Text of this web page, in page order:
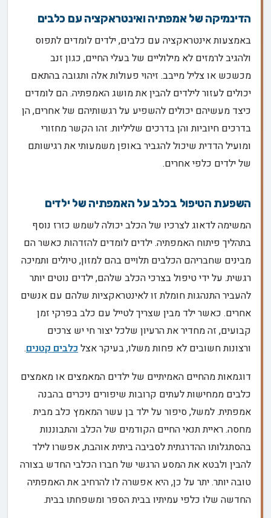
הדינמיקה של אמפתיה ואינטראקציה עם כלבים
באמצעות אינטראקציה עם כלבים, ילדים לומדים לתפוס
ולהגיב לרמזים לא מילוליים של בעלי החיים, כגון זנב
מכשכש או צליל מייבב. זיהוי פעולות אלה ותגובה בהתאם
יכולים לעזור לילדים להבין את מושג האמפתיה. הם לומדים
כיצד מעשיהם יכולים להשפיע על רגשותיהם של אחרים, הן
בדרכים חיוביות והן בדרכים שליליות. זהו הקשר מחזורי
ומועיל הדדית שיכול להגביר באופן משמעותי את רגישותם
של ילדים כלפי אחרים.
השפעת הטיפול בכלב על האמפתיה של ילדים
המשימה לדאוג לצרכיו של הכלב יכולה לשמש כזרז נוסף
בתהליך פיתוח האמפתיה. ילדים לומדים להזדהות כאשר הם
מבינים שחבריהם הכלבים תלויים בהם למזון, טיולים ותמיכה
רגשית. על ידי טיפול בצרכי הכלב שלהם, ילדים נוטים יותר
להעביר התנהגות חומלת זו לאינטראקציות שלהם עם אנשים
אחרים. כאשר ילד מבין שצריך לטייל עם כלב בפרקי זמן
קבועים, זה מחדיר את הרעיון שלכל יצור חי יש צרכים
ורצונות חשובים לא פחות משלו, בעיקר אצל כלבים קטנים.
דוגמאות מהחיים האמיתיים של ילדים המאמצים או מאמצים
כלבים ממחישות לעתים קרובות שיפורים ניכרים בהבנה
אמפתית. למשל, סיפור על ילד בן עשר המאמץ כלב מבית
מחסה. ראיית תנאי החיים הקודמים של הכלב והתבוננות
בהסתגלותו ההדרגתית לסביבה ביתית אוהבת, אפשרו לילד
להבין ולבטא את המסע הרגשי של חברו הכלבי החדש בצורה
טובה יותר. יתר על כן, היא אפשרה לו להרחיב את האמפתיה
החדשה שלו כלפי עמיתיו בבית הספר ומשפחתו בבית.